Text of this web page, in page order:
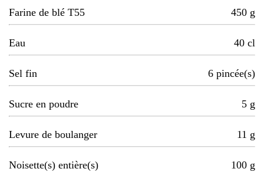
Farine de blé T55 450 g
Eau 40 cl
Sel fin 6 pincée(s)
Sucre en poudre 5 g
Levure de boulanger 11 g
Noisette(s) entière(s) 100 g